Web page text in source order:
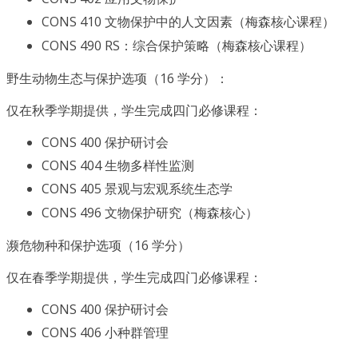
CONS 410 文物保护中的人文因素（梅森核心课程）
CONS 490 RS：综合保护策略（梅森核心课程）
野生动物生态与保护选项（16 学分）：
仅在秋季学期提供，学生完成四门必修课程：
CONS 400 保护研讨会
CONS 404 生物多样性监测
CONS 405 景观与宏观系统生态学
CONS 496 文物保护研究（梅森核心）
濒危物种和保护选项（16 学分）
仅在春季学期提供，学生完成四门必修课程：
CONS 400 保护研讨会
CONS 406 小种群管理